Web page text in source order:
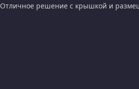
Отличное решение с крышкой и